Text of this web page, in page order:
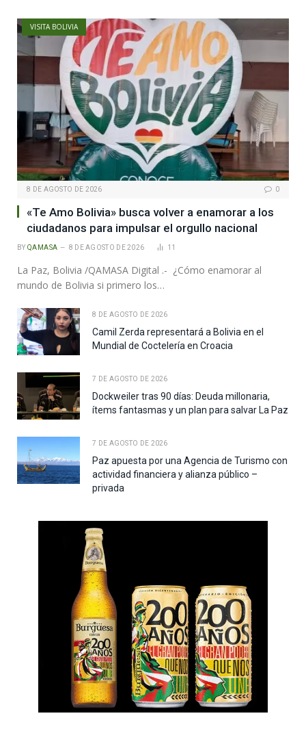
VISITA BOLIVIA
8 DE AGOSTO DE 2026 0
«Te Amo Bolivia» busca volver a enamorar a los
ciudadanos para impulsar el orgullo nacional
BY QAMASA 8 DE AGOSTO DE 2026 11
La Paz, Bolivia /QAMASA Digital .- ¿Cómo enamorar al
mundo de Bolivia si primero los…
8 DE AGOSTO DE 2026
Camil Zerda representará a Bolivia en el
Mundial de Coctelería en Croacia
7 DE AGOSTO DE 2026
Dockweiler tras 90 días: Deuda millonaria,
ítems fantasmas y un plan para salvar La Paz
7 DE AGOSTO DE 2026
Paz apuesta por una Agencia de Turismo con
actividad financiera y alianza público –
privada